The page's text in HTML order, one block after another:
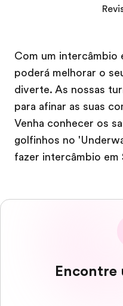
Com um intercâmbio
poderá melhorar o
diverte. As nossas
para afinar as suas
Venha conhecer os
golfinhos no
fazer intercâmbio em
Encontre